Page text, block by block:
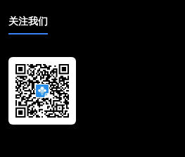
关注我们